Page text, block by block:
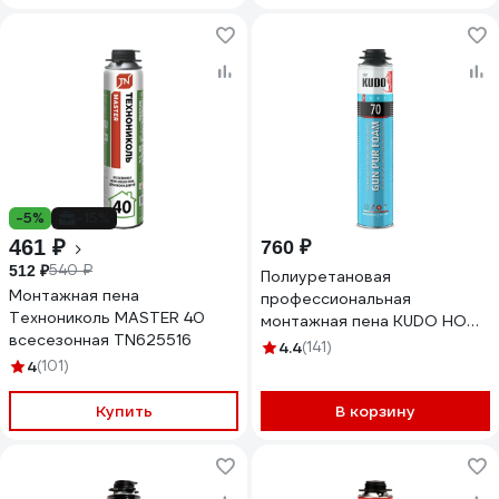
-5%
461 ₽
512 ₽540 ₽
Монтажная пена
Технониколь MASTER 40
всесезонная TN625516
4(101)
Купить
760 ₽
Полиуретановая
профессиональная
монтажная пена KUDO НОМЕ
70 (всесезонная; 1000 мл)
4.4(141)
В корзину